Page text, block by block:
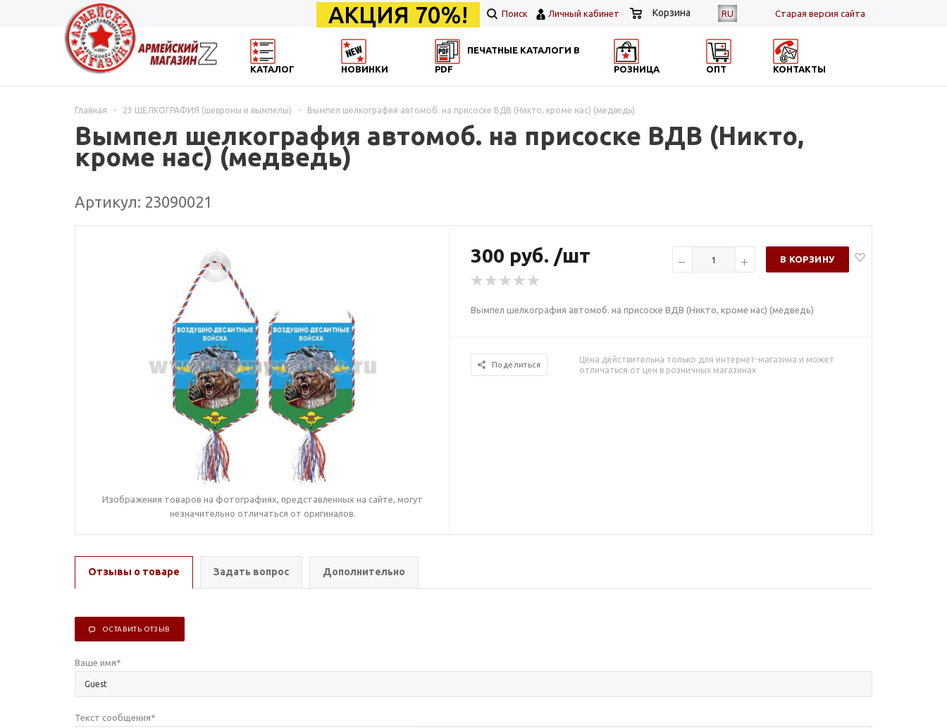
RU Cтарая версия сайта
АКЦИЯ 70%! Поиск Личный кабинет Корзина
КАТАЛОГ НОВИНКИ
ПЕЧАТНЫЕ КАТАЛОГИ В
PDF
РОЗНИЦА ОПТ КОНТАКТЫ
Главная - 23 ШЕЛКОГРАФИЯ (шевроны и вымпелы) - Вымпел шелкография автомоб. на присоске ВДВ (Никто, кроме нас) (медведь)
Вымпел шелкография автомоб. на присоске ВДВ (Никто,
кроме нас) (медведь)
Артикул: 23090021
Изображения товаров на фотографиях, представленных на сайте, могут
незначительно отличаться от оригиналов.
300 руб. /шт В КОРЗИНУ
Вымпел шелкография автомоб. на присоске ВДВ (Никто, кроме нас) (медведь)
Поделиться
Цена действительна только для интернет-магазина и может
отличаться от цен в розничных магазинах
Отзывы о товаре Задать вопрос Дополнительно
ОСТАВИТЬ ОТЗЫВ
Ваше имя*
Текст сообщения*